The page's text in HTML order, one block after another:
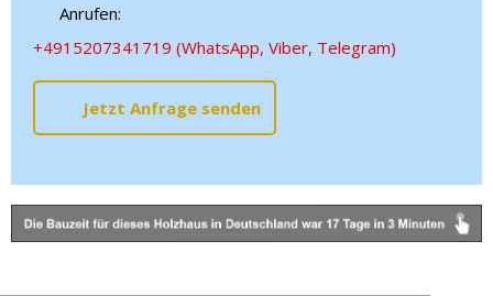
Anrufen:
+4915207341719 (WhatsApp, Viber, Telegram)
Jetzt Anfrage senden